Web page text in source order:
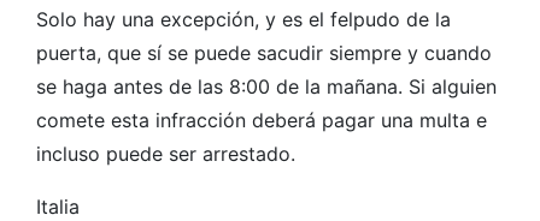
Solo hay una excepción, y es el felpudo de la
puerta, que sí se puede sacudir siempre y cuando
se haga antes de las 8:00 de la mañana. Si alguien
comete esta infracción deberá pagar una multa e
incluso puede ser arrestado.
Italia